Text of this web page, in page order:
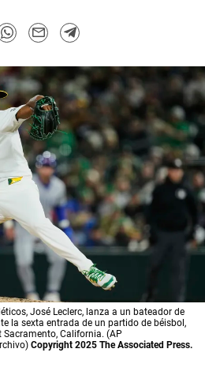
José Leclerc, lanza a un bateador de
la sexta entrada de un partido de béisbol,
Sacramento, California. (AP
Copyright 2025 The Associated Press.